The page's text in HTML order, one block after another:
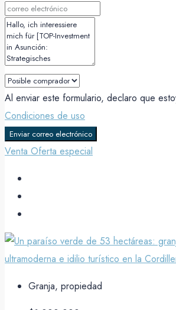
Al enviar este formulario, declaro que
Condiciones de uso
Enviar correo electrónico
Venta Oferta especial
Granja, propiedad